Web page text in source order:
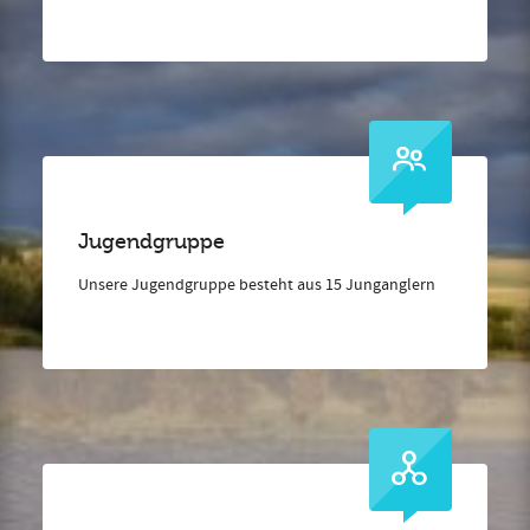
Jugendgruppe
Unsere Jugendgruppe besteht aus 15 Junganglern